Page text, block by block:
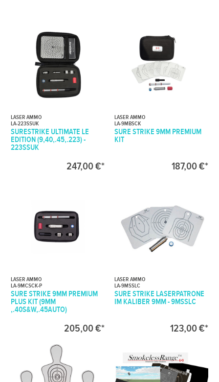
LASER AMMO
LA-223SSUK
SURESTRIKE ULTIMATE LE
EDITION (9,40,.45,.223) -
223SSUK
247,00 €*
LASER AMMO
LA-9MBSCK
SURE STRIKE 9MM PREMIUM
KIT
187,00 €*
LASER AMMO
LA-9MCSCK-P
SURE STRIKE 9MM PREMIUM
PLUS KIT (9MM
,.40S&W,.45AUTO)
205,00 €*
LASER AMMO
LA-9MSSLC
SURE STRIKE LASERPATRONE
IM KALIBER 9MM - 9MSSLC
123,00 €*